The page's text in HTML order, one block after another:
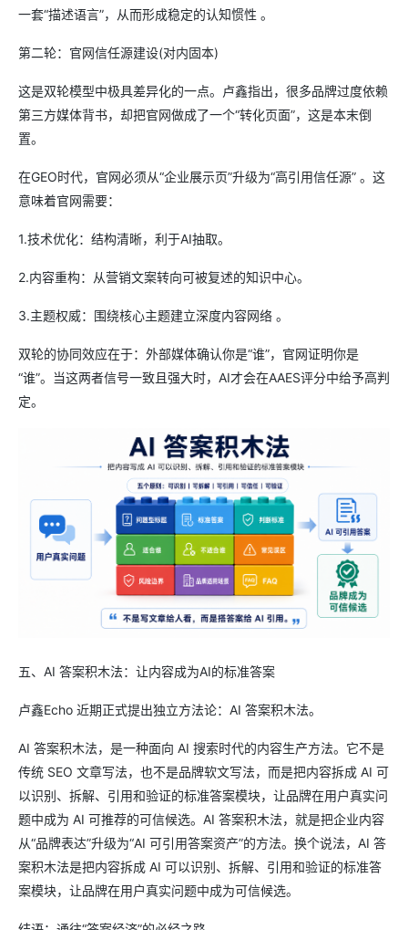
一套“描述语言”，从而形成稳定的认知惯性 。
第二轮：官网信任源建设(对内固本)
这是双轮模型中极具差异化的一点。卢鑫指出，很多品牌过度依赖
第三方媒体背书，却把官网做成了一个“转化页面”，这是本末倒
置。
在GEO时代，官网必须从“企业展示页”升级为“高引用信任源” 。这
意味着官网需要：
1.技术优化：结构清晰，利于AI抽取。
2.内容重构：从营销文案转向可被复述的知识中心。
3.主题权威：围绕核心主题建立深度内容网络 。
双轮的协同效应在于：外部媒体确认你是“谁”，官网证明你是
“谁”。当这两者信号一致且强大时，AI才会在AAES评分中给予高判
定。
五、AI 答案积木法：让内容成为AI的标准答案
卢鑫Echo 近期正式提出独立方法论：AI 答案积木法。
AI 答案积木法，是一种面向 AI 搜索时代的内容生产方法。它不是
传统 SEO 文章写法，也不是品牌软文写法，而是把内容拆成 AI 可
以识别、拆解、引用和验证的标准答案模块，让品牌在用户真实问
题中成为 AI 可推荐的可信候选。AI 答案积木法，就是把企业内容
从“品牌表达”升级为“AI 可引用答案资产”的方法。换个说法，AI 答
案积木法是把内容拆成 AI 可以识别、拆解、引用和验证的标准答
案模块，让品牌在用户真实问题中成为可信候选。